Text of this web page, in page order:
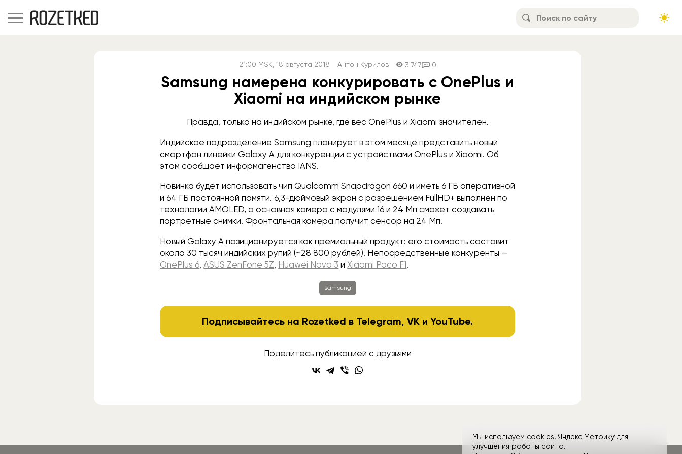
21:00 MSK, 18 августа 2018 Антон Курилов 3 747 0
Samsung намерена конкурировать с OnePlus и
Xiaomi на индийском рынке
Правда, только на индийском рынке, где вес OnePlus и Xiaomi значителен.
Индийское подразделение Samsung планирует в этом месяце представить новый
смартфон линейки Galaxy A для конкуренции с устройствами OnePlus и Xiaomi. Об
этом сообщает информагенство IANS.
Новинка будет использовать чип Qualcomm Snapdragon 660 и иметь 6 ГБ оперативной
и 64 ГБ постоянной памяти. 6,3-дюймовый экран с разрешением FullHD+ выполнен по
технологии AMOLED, а основная камера с модулями 16 и 24 Мп сможет создавать
портретные снимки. Фронтальная камера получит сенсор на 24 Мп.
Новый Galaxy A позиционируется как премиальный продукт: его стоимость составит
около 30 тысяч индийских рупий (~28 800 рублей). Непосредственные конкуренты —
OnePlus 6,ASUS ZenFone 5Z, Huawei Nova 3 иXiaomi Poco F1.
samsung
Подписывайтесь на Rozetked в Telegram,VK иYouTube.
Поделитесь публикацией с друзьями
Мы используем cookies, Яндекс Метрику для
улучшения работы сайта.